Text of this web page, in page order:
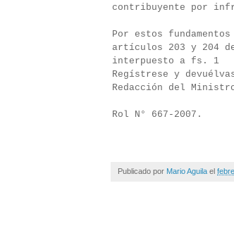
contribuyente por
Por estos
artículos 203 y 204
interpuesto a fs. 1
Regístrese y
Redacción del
Rol N° 667-2007.
Publicado por Mario Aguila el